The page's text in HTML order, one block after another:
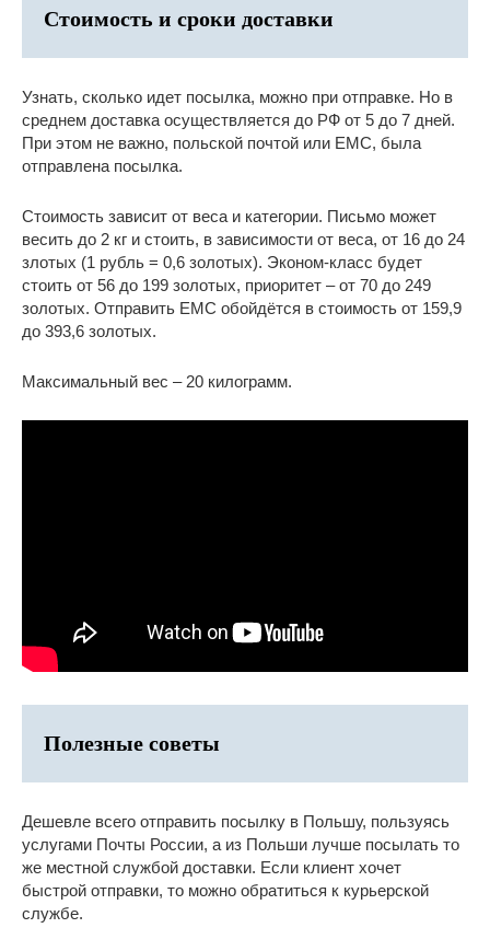
Стоимость и сроки доставки
Узнать, сколько идет посылка, можно при отправке. Но в
среднем доставка осуществляется до РФ от 5 до 7 дней.
При этом не важно, польской почтой или ЕМС, была
отправлена посылка.
Стоимость зависит от веса и категории. Письмо может
весить до 2 кг и стоить, в зависимости от веса, от 16 до 24
злотых (1 рубль = 0,6 золотых). Эконом-класс будет
стоить от 56 до 199 золотых, приоритет – от 70 до 249
золотых. Отправить ЕМС обойдётся в стоимость от 159,9
до 393,6 золотых.
Максимальный вес – 20 килограмм.
Полезные советы
Дешевле всего отправить посылку в Польшу, пользуясь
услугами Почты России, а из Польши лучше посылать то
же местной службой доставки. Если клиент хочет
быстрой отправки, то можно обратиться к курьерской
службе.